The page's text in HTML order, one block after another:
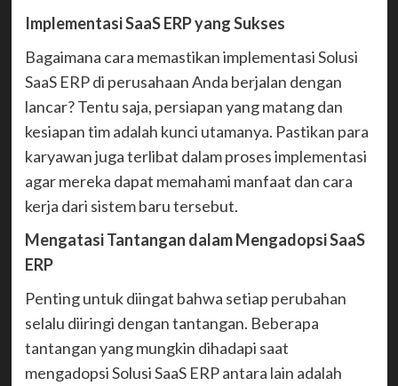
Implementasi SaaS ERP yang Sukses
Bagaimana cara memastikan implementasi Solusi
SaaS ERP di perusahaan Anda berjalan dengan
lancar? Tentu saja, persiapan yang matang dan
kesiapan tim adalah kunci utamanya. Pastikan para
karyawan juga terlibat dalam proses implementasi
agar mereka dapat memahami manfaat dan cara
kerja dari sistem baru tersebut.
Mengatasi Tantangan dalam Mengadopsi SaaS
ERP
Penting untuk diingat bahwa setiap perubahan
selalu diiringi dengan tantangan. Beberapa
tantangan yang mungkin dihadapi saat
mengadopsi Solusi SaaS ERP antara lain adalah